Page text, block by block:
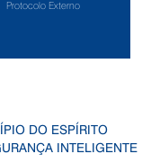
Protocolo Externo